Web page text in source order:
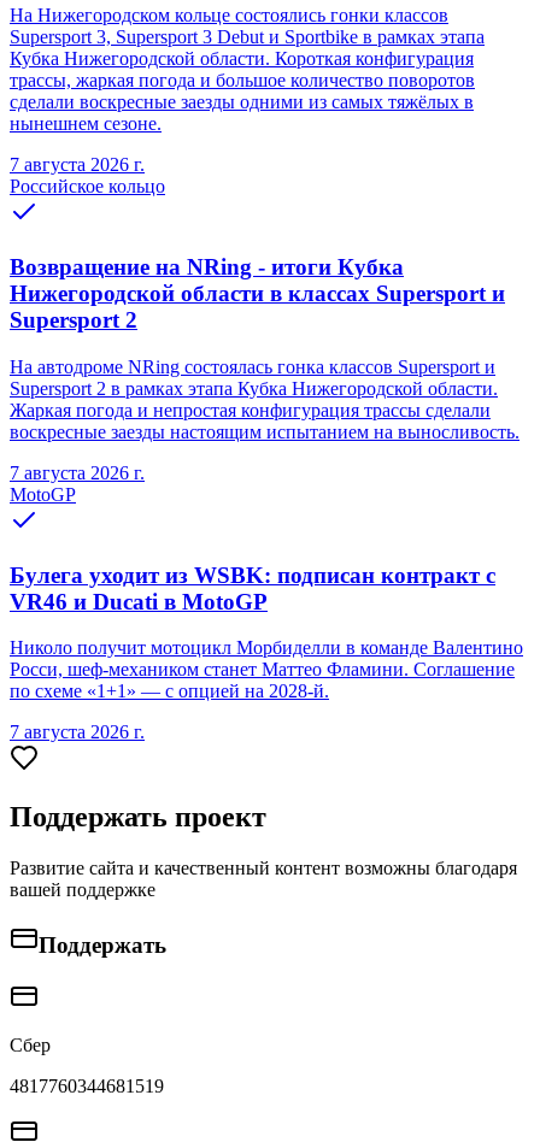
На Нижегородском кольце состоялись гонки классов
Supersport 3, Supersport 3 Debut и Sportbike в рамках этапа
Кубка Нижегородской области. Короткая конфигурация
трассы, жаркая погода и большое количество поворотов
сделали воскресные заезды одними из самых тяжёлых в
нынешнем сезоне.
7 августа 2026 г.
Российское кольцо
Возвращение на NRing - итоги Кубка
Нижегородской области в классах Supersport и
Supersport 2
На автодроме NRing состоялась гонка классов Supersport и
Supersport 2 в рамках этапа Кубка Нижегородской области.
Жаркая погода и непростая конфигурация трассы сделали
воскресные заезды настоящим испытанием на выносливость.
7 августа 2026 г.
MotoGP
Булега уходит из WSBK: подписан контракт с
VR46 и Ducati в MotoGP
Николо получит мотоцикл Морбиделли в команде Валентино
Росси, шеф-механиком станет Маттео Фламини. Соглашение
по схеме «1+1» — с опцией на 2028-й.
7 августа 2026 г.
Поддержать проект
Развитие сайта и качественный контент возможны благодаря
вашей поддержке
Поддержать
Сбер
4817760344681519